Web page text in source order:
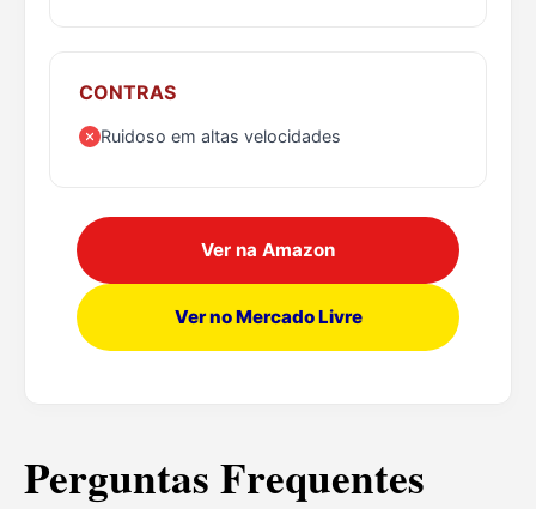
CONTRAS
Ruidoso em altas velocidades
Ver na Amazon
Ver no Mercado Livre
Perguntas Frequentes